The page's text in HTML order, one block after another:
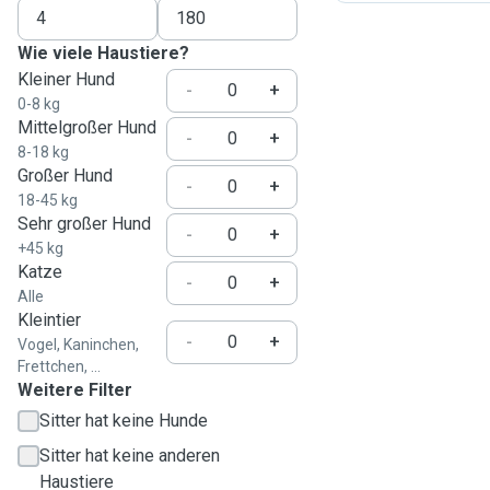
Wie viele Haustiere?
Kleiner Hund
0-8 kg
-
+
Mittelgroßer Hund
8-18 kg
-
+
Großer Hund
18-45 kg
-
+
Sehr großer Hund
+45 kg
-
+
Katze
Alle
-
+
Kleintier
Vogel, Kaninchen,
Frettchen, ...
- +
Weitere Filter
Sitter hat keine Hunde
Sitter hat keine anderen
Haustiere